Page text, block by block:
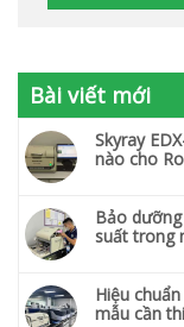
Bài viết mới
Skyray
nào cho
Bảo dưỡng
suất trong
Hiệu
mẫu cần